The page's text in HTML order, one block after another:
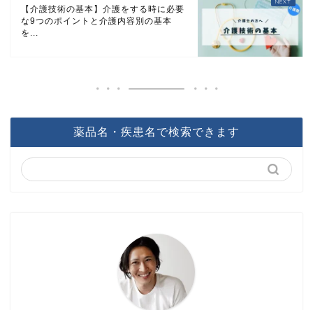
【介護技術の基本】介護をする時に必要
な9つのポイントと介護内容別の基本
を...
薬品名・疾患名で検索できます